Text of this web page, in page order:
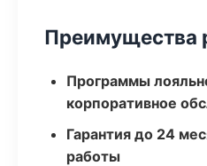
Преимущества
Программы
корпоративное
Гарантия до 24
работы